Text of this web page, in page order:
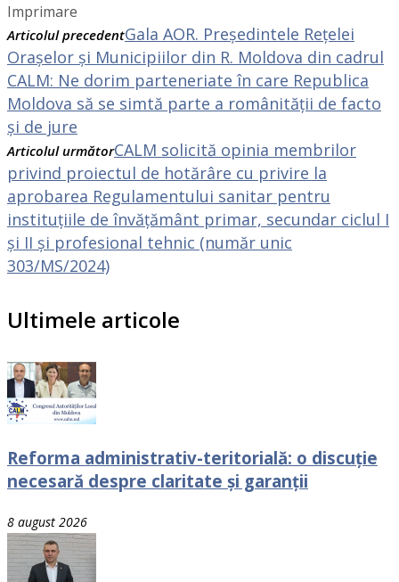
Imprimare
Articolul precedentGala AOR. Președintele Rețelei
Orașelor și Municipiilor din R. Moldova din cadrul
CALM: Ne dorim parteneriate în care Republica
Moldova să se simtă parte a românității de facto
și de jure
Articolul următorCALM solicită opinia membrilor
privind proiectul de hotărâre cu privire la
aprobarea Regulamentului sanitar pentru
instituțiile de învățământ primar, secundar ciclul I
și II și profesional tehnic (număr unic
303/MS/2024)
Ultimele articole
Reforma administrativ-teritorială: o discuție
necesară despre claritate și garanții
8 august 2026